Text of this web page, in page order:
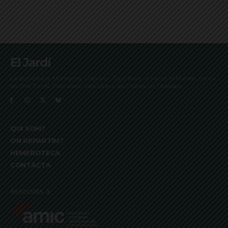
El Jardí
La Bonanova, Monterols, Galvany, Turó Parc, el Farró, el Putxet, Sarrià,
les Tres Torres, Pedralbes, Vallvidrera, les Planes i el Tibidabo
QUI SOM?
ON REPARTIM?
HEMEROTECA
CONTACTA
Associats a: